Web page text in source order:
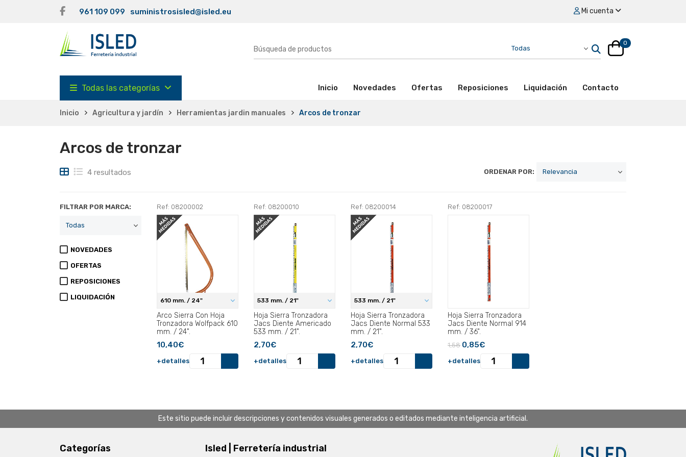
961 109 099 suministrosisled@isled.eu Mi cuenta
0
Todas las categorías Inicio (activo)Novedades Ofertas Reposiciones Liquidación Contacto
Inicio Agricultura y jardín Herramientas jardin manuales Arcos de tronzar
Arcos de tronzar
4 resultados ORDENAR POR:
FILTRAR POR MARCA:
NOVEDADES
OFERTAS
REPOSICIONES
LIQUIDACIÓN
Ref: 08200002
610 mm. / 24"
Arco Sierra Con Hoja
Tronzadora Wolfpack 610
mm. / 24".
10,40€
+detalles
Ref: 08200010
533 mm. / 21"
Hoja Sierra Tronzadora
Jacs Diente Americado
533 mm. / 21".
2,70€
+detalles
Ref: 08200014
533 mm. / 21"
Hoja Sierra Tronzadora
Jacs Diente Normal 533
mm. / 21".
2,70€
+detalles
Ref: 08200017
Hoja Sierra Tronzadora
Jacs Diente Normal 914
mm. / 36".
1,58 0,85€
+detalles
Este sitio puede incluir descripciones y contenidos visuales generados o editados mediante inteligencia artificial.
Categorías Isled | Ferretería industrial